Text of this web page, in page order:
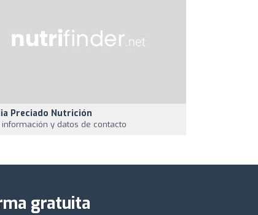
Preciado Nutrición
información y datos de contacto
gratuita